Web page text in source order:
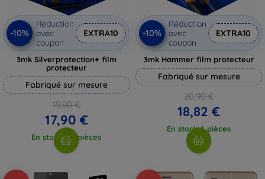
-10%
Réduction
avec
coupon
EXTRA10
3mk Silverprotection+ film
protecteur
Fabriqué sur mesure
19,90 €
17,90 €
En stock > 5 pièces
-10%
Réduction
avec
coupon
EXTRA10
3mk Hammer film protecteur
Fabriqué sur mesure
20,90 €
18,82 €
En stock 4 pièces